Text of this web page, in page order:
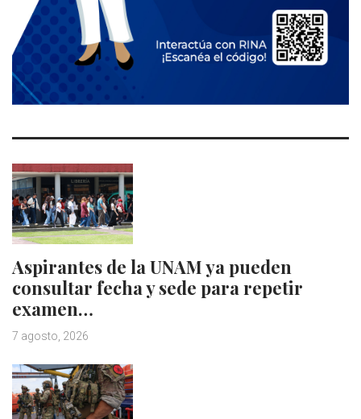
Aspirantes de la UNAM ya pueden
consultar fecha y sede para repetir
examen…
7 agosto, 2026